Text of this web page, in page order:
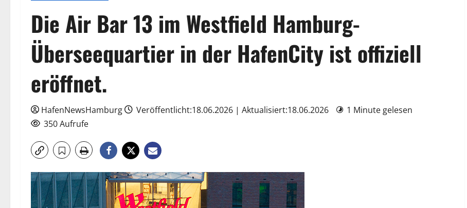
Die Air Bar 13 im Westfield Hamburg-
Überseequartier in der HafenCity ist offiziell
eröffnet.
HafenNewsHamburg Veröffentlicht:18.06.2026 | Aktualisiert:18.06.2026
1 Minute gelesen
350 Aufrufe